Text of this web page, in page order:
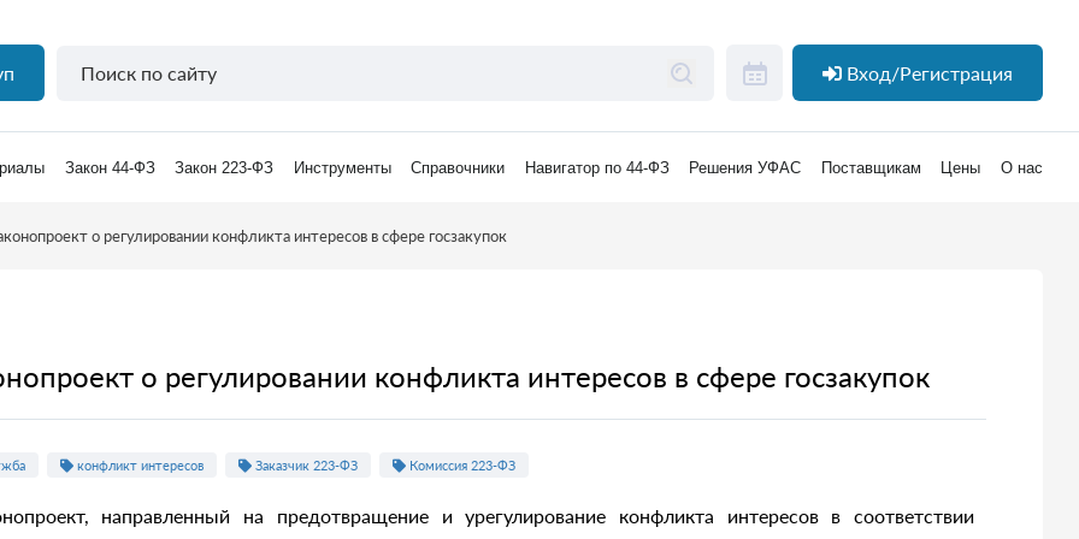
Вход/Регистрация
Закон 44-ФЗ Закон 223-ФЗ Инструменты Справочники Навигатор по 44-ФЗ Решения УФАС Поставщикам Цены О нас
о регулировании конфликта интересов в сфере госзакупок
о регулировании конфликта интересов в сфере госзакупок
конфликт интересов Заказчик 223-ФЗ Комиссия 223-ФЗ
направленный на предотвращение и урегулирование конфликта интересов в соответствии